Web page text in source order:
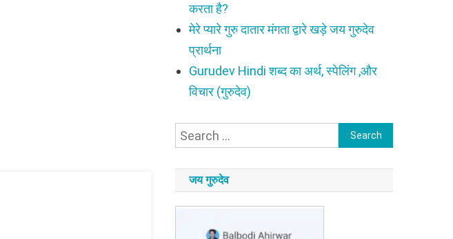
करता है?
मेरे प्यारे गुरु दातार मंगता द्वारे खड़े जय गुरुदेव
प्रार्थना
Gurudev Hindi शब्द का अर्थ, स्पेलिंग ,और
विचार (गुरुदेव)
Search
जय गुरुदेव